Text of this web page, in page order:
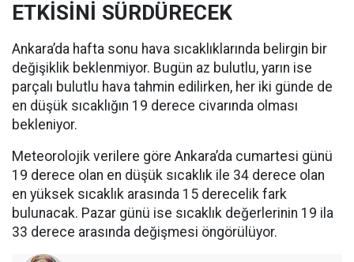
ETKİSİNİ SÜRDÜRECEK
Ankara’da hafta sonu hava sıcaklıklarında belirgin bir
değişiklik beklenmiyor. Bugün az bulutlu, yarın ise
parçalı bulutlu hava tahmin edilirken, her iki günde de
en düşük sıcaklığın 19 derece civarında olması
bekleniyor.
Meteorolojik verilere göre Ankara’da cumartesi günü
19 derece olan en düşük sıcaklık ile 34 derece olan
en yüksek sıcaklık arasında 15 derecelik fark
bulunacak. Pazar günü ise sıcaklık değerlerinin 19 ila
33 derece arasında değişmesi öngörülüyor.